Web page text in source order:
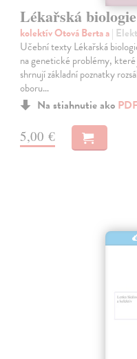
Lékařská
kolektív Otová Berta a|
Učební texty Lékařská
na genetické problémy,
shrnují základní poznatky
oboru…
Na stiahnutie ako
5,00 €